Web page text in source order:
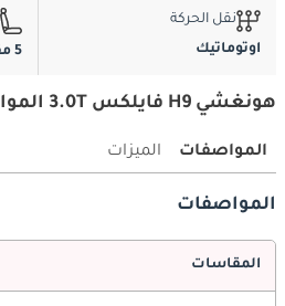
نقل الحركة
اوتوماتيك
5 مقاعد
هونغشي H9 فايلكس 3.0T المواصفات والميزات
المواصفات الميزات
المواصفات
المقاسات